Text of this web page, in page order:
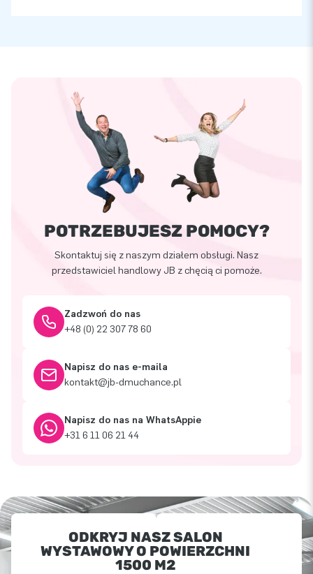
POTRZEBUJESZ POMOCY?
Skontaktuj się z naszym działem obsługi. Nasz
przedstawiciel handlowy JB z chęcią ci pomoże.
Zadzwoń do nas
+48 (0) 22 307 78 60
Napisz do nas e-maila
kontakt@jb-dmuchance.pl
Napisz do nas na WhatsAppie
+31 6 11 06 21 44
ODKRYJ NASZ SALON
WYSTAWOWY O POWIERZCHNI
1500 M2